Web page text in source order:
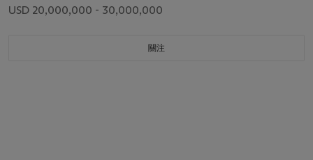
USD 20,000,000 - 30,000,000
關注